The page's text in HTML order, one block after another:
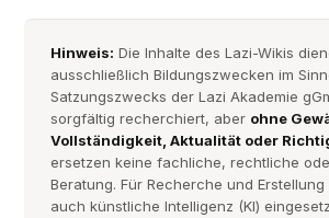
Hinweis: Die Inhalte des Lazi-Wikis
ausschließlich Bildungszwecken im
Satzungszwecks der Lazi Akademie
sorgfältig recherchiert, aber ohne
Vollständigkeit, Aktualität oder
ersetzen keine fachliche, rechtliche
Beratung. Für Recherche und
auch künstliche Intelligenz (KI)